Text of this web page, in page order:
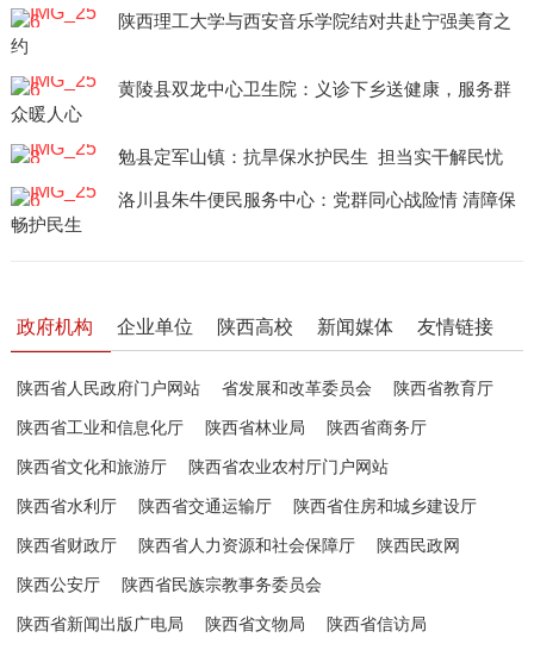
陕西理工大学与西安音乐学院结对共赴宁强美育之
约
黄陵县双龙中心卫生院：义诊下乡送健康，服务群
众暖人心
勉县定军山镇：抗旱保水护民生 担当实干解民忧
洛川县朱牛便民服务中心：党群同心战险情 清障保
畅护民生
政府机构 企业单位 陕西高校 新闻媒体 友情链接
陕西省人民政府门户网站 省发展和改革委员会 陕西省教育厅
陕西省工业和信息化厅 陕西省林业局 陕西省商务厅
陕西省文化和旅游厅 陕西省农业农村厅门户网站
陕西省水利厅 陕西省交通运输厅 陕西省住房和城乡建设厅
陕西省财政厅 陕西省人力资源和社会保障厅 陕西民政网
陕西公安厅 陕西省民族宗教事务委员会
陕西省新闻出版广电局 陕西省文物局 陕西省信访局